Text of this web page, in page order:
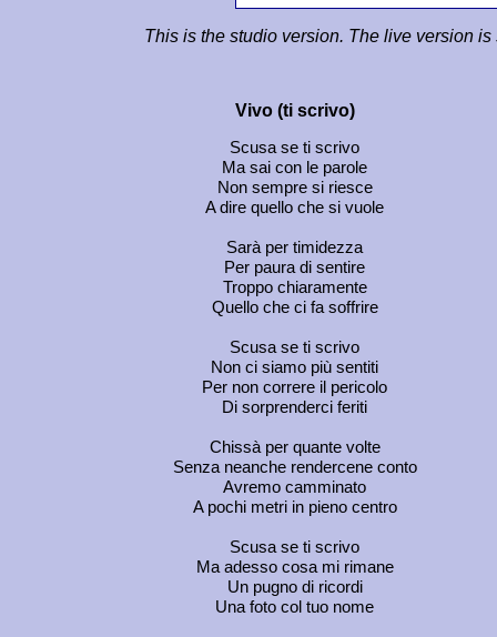
This is the studio version. The live version
Vivo (ti scrivo)
Scusa se ti scrivo
Ma sai con le parole
Non sempre si riesce
A dire quello che si vuole
Sarà per timidezza
Per paura di sentire
Troppo chiaramente
Quello che ci fa soffrire
Scusa se ti scrivo
Non ci siamo più sentiti
Per non correre il pericolo
Di sorprenderci feriti
Chissà per quante volte
Senza neanche rendercene conto
Avremo camminato
A pochi metri in pieno centro
Scusa se ti scrivo
Ma adesso cosa mi rimane
Un pugno di ricordi
Una foto col tuo nome